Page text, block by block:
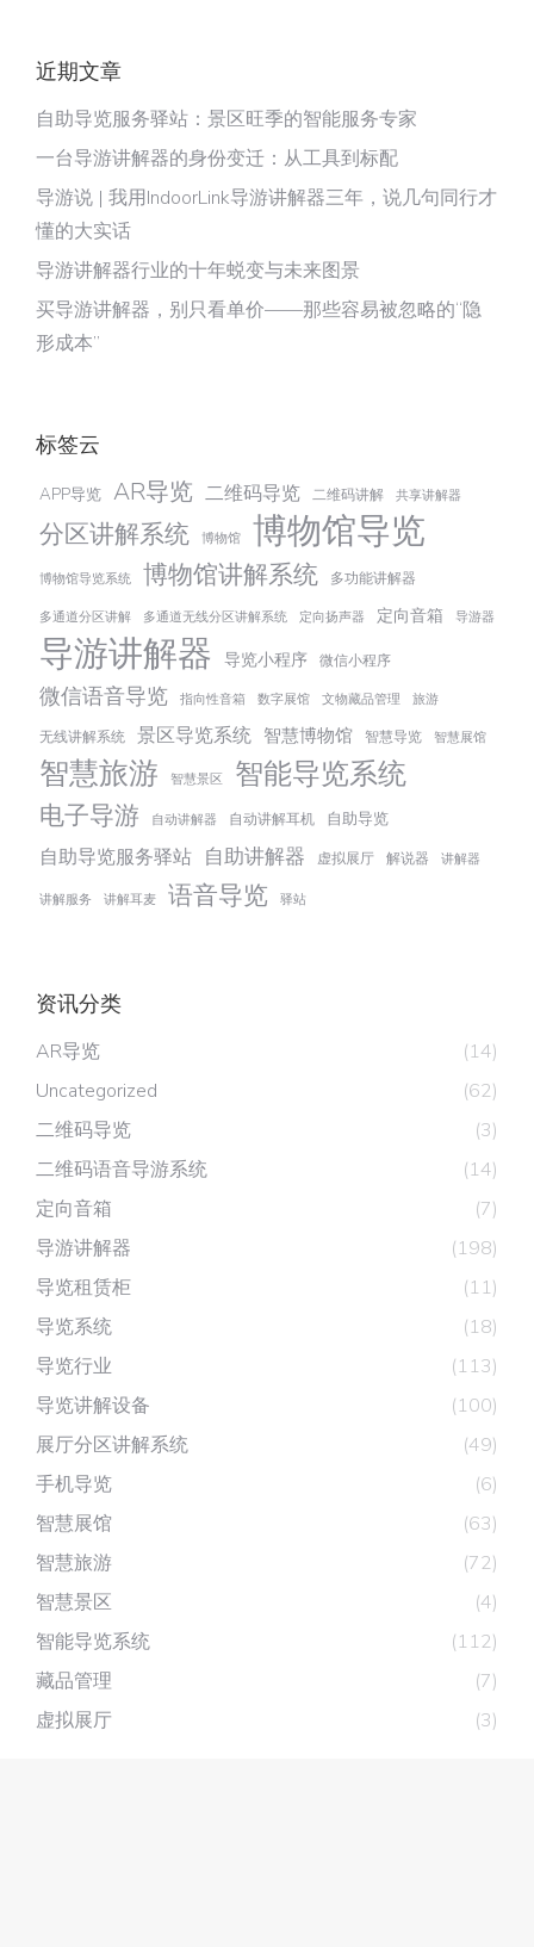
近期文章
自助导览服务驿站：景区旺季的智能服务专家
一台导游讲解器的身份变迁：从工具到标配
导游说 | 我用IndoorLink导游讲解器三年，说几句同行才
懂的大实话
导游讲解器行业的十年蜕变与未来图景
买导游讲解器，别只看单价——那些容易被忽略的“隐
形成本”
标签云
APP导览 AR导览 二维码导览 二维码讲解 共享讲解器
分区讲解系统 博物馆 博物馆导览
博物馆导览系统 博物馆讲解系统 多功能讲解器
多通道分区讲解 多通道无线分区讲解系统 定向扬声器 定向音箱 导游器
导游讲解器 导览小程序 微信小程序
微信语音导览 指向性音箱 数字展馆 文物藏品管理 旅游
无线讲解系统 景区导览系统 智慧博物馆 智慧导览 智慧展馆
智慧旅游 智慧景区 智能导览系统
电子导游 自动讲解器 自动讲解耳机 自助导览
自助导览服务驿站 自助讲解器 虚拟展厅 解说器 讲解器
讲解服务 讲解耳麦 语音导览 驿站
资讯分类
AR导览
(14)
Uncategorized
(62)
二维码导览
(3)
二维码语音导游系统
(14)
定向音箱
(7)
导游讲解器
(198)
导览租赁柜
(11)
导览系统
(18)
导览行业
(113)
导览讲解设备
(100)
展厅分区讲解系统
(49)
手机导览
(6)
智慧展馆
(63)
智慧旅游
(72)
智慧景区
(4)
智能导览系统
(112)
藏品管理
(7)
虚拟展厅
(3)